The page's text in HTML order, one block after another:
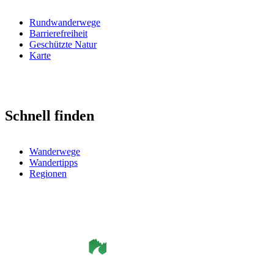
Rundwanderwege
Barrierefreiheit
Geschützte Natur
Karte
Schnell finden
Wanderwege
Wandertipps
Regionen